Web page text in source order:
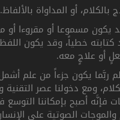
أو المداواة بالألفاظ.
يكون مسموعا أو مقروءا أو
خطياً، وقد يكون اللفظ
أو علاجٍ معه.
ربَّما يكون جزءاً من علم
ومع دخولنا عصر التقنية
فإنَّه أصبح بإمكاننا
والموجات الصوتية على